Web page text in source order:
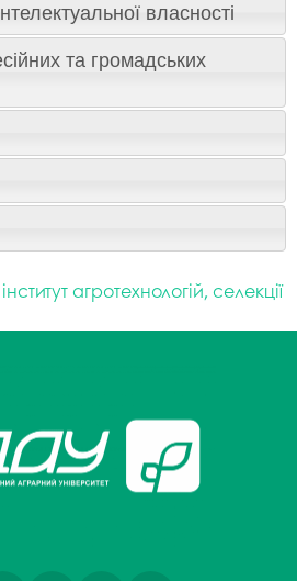
власності
та громадських
агротехнологій, селекції